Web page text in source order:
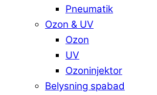
Pneumatik
Ozon & UV
Ozon
UV
Ozoninjektor
Belysning spabad